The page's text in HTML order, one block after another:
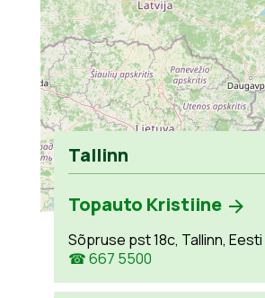
Leaflet
Tallinn
Topauto Kristiine
Sõpruse pst 18c, Tallinn, Eesti
☎ 667 5500